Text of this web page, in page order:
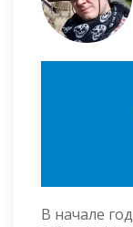
В начале